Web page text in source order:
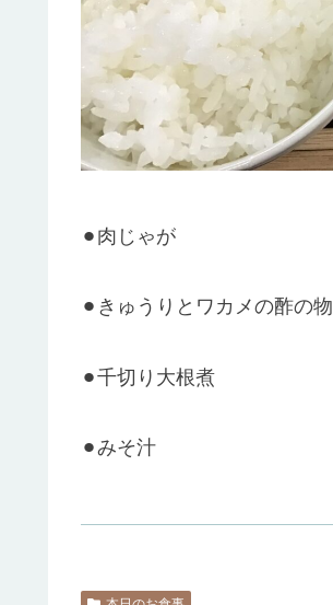
⚫︎肉じゃが
⚫︎きゅうりとワカメの酢の物
⚫︎千切り大根煮
⚫︎みそ汁